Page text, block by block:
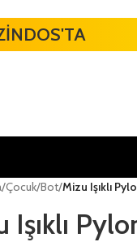
/Çocuk/Bot/Mizu Işıklı
Işıklı